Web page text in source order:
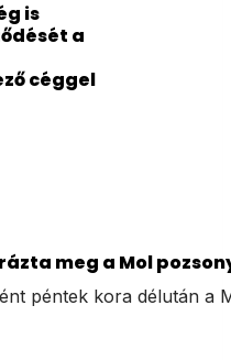
is
a
céggel
meg a Mol
péntek kora délután